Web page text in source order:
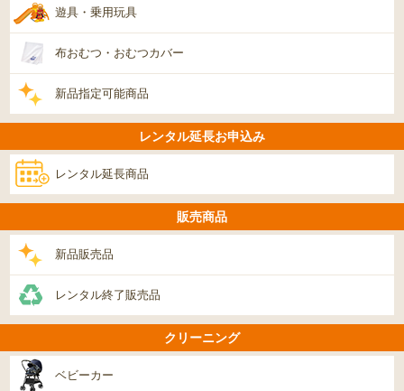
遊具・乗用玩具
布おむつ・おむつカバー
新品指定可能商品
レンタル延長お申込み
レンタル延長商品
販売商品
新品販売品
レンタル終了販売品
クリーニング
ベビーカー